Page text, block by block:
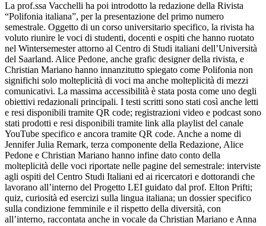
La prof.ssa Vacchelli ha poi introdotto la redazione della Rivista
“Polifonia italiana”, per la presentazione del primo numero
semestrale. Oggetto di un corso universitario specifico, la rivista ha
voluto riunire le voci di studenti, docenti e ospiti che hanno ruotato
nel Wintersemester attorno al Centro di Studi italiani dell’Università
del Saarland. Alice Pedone, anche grafic designer della rivista, e
Christian Mariano hanno innanzitutto spiegato come Polifonia non
significhi solo molteplicità di voci ma anche molteplicità di mezzi
comunicativi. La massima accessibilità è stata posta come uno degli
obiettivi redazionali principali. I testi scritti sono stati così anche letti
e resi disponibili tramite QR code; registrazioni video e podcast sono
stati prodotti e resi disponibili tramite link alla playlist del canale
YouTube specifico e ancora tramite QR code. Anche a nome di
Jennifer Julia Remark, terza componente della Redazione, Alice
Pedone e Christian Mariano hanno infine dato conto della
molteplicità delle voci riportate nelle pagine del semestrale: interviste
agli ospiti del Centro Studi Italiani ed ai ricercatori e dottorandi che
lavorano all’interno del Progetto LEI guidato dal prof. Elton Prifti;
quiz, curiosità ed esercizi sulla lingua italiana; un dossier specifico
sulla condizione femminile e il rispetto della diversità, con
all’interno, raccontata anche in vocale da Christian Mariano e Anna